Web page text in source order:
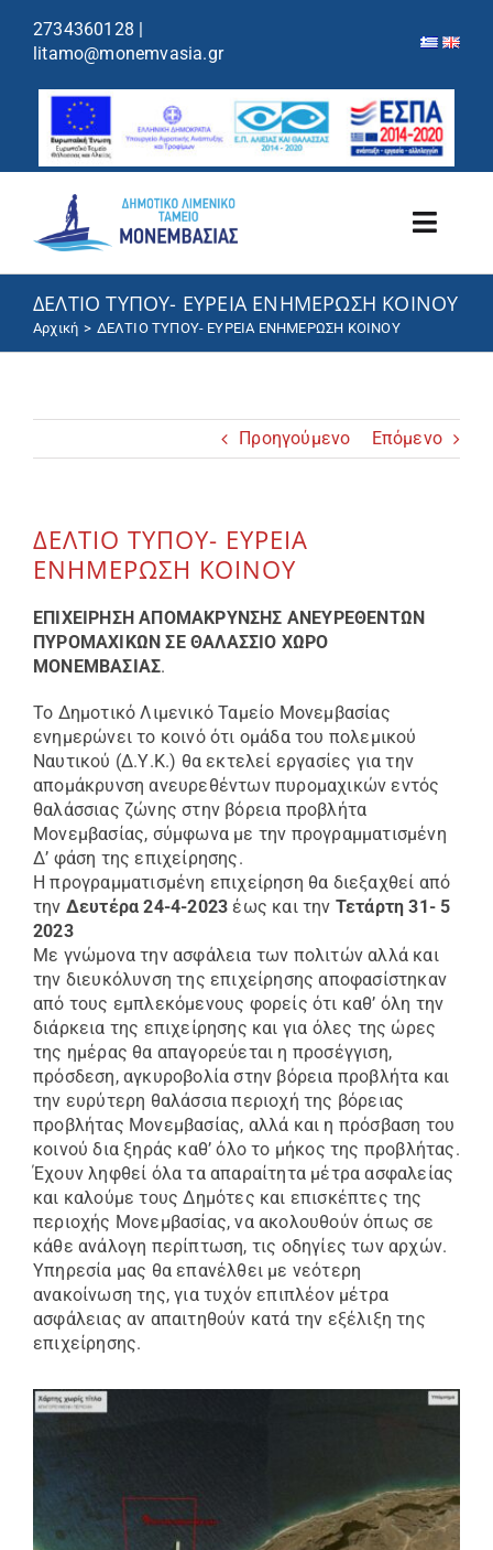
2734360128 |
litamo@monemvasia.gr
Λιμενικό Ταμείο
Κρουαζιέρα
Επικοινωνία
ΔΕΛΤΙΟ ΤΥΠΟΥ- ΕΥΡΕΙΑ ΕΝΗΜΕΡΩΣΗ ΚΟΙΝΟΥ
Αρχική ΔΕΛΤΙΟ ΤΥΠΟΥ- ΕΥΡΕΙΑ ΕΝΗΜΕΡΩΣΗ ΚΟΙΝΟΥ
Προηγούμενο Επόμενο
ΔΕΛΤΙΟ ΤΥΠΟΥ- ΕΥΡΕΙΑ
ΕΝΗΜΕΡΩΣΗ ΚΟΙΝΟΥ
ΕΠΙΧΕΙΡΗΣΗ ΑΠΟΜΑΚΡΥΝΣΗΣ ΑΝΕΥΡΕΘΕΝΤΩΝ
ΠΥΡΟΜΑΧΙΚΩΝ ΣΕ ΘΑΛΑΣΣΙΟ ΧΩΡΟ
ΜΟΝΕΜΒΑΣΙΑΣ.
Το Δημοτικό Λιμενικό Ταμείο Μονεμβασίας
ενημερώνει το κοινό ότι ομάδα του πολεμικού
Ναυτικού (Δ.Υ.Κ.) θα εκτελεί εργασίες για την
απομάκρυνση ανευρεθέντων πυρομαχικών εντός
θαλάσσιας ζώνης στην βόρεια προβλήτα
Μονεμβασίας, σύμφωνα με την προγραμματισμένη
Δ’ φάση της επιχείρησης.
Η προγραμματισμένη επιχείρηση θα διεξαχθεί από
την Δευτέρα 24-4-2023 έως και την Τετάρτη 31- 5
2023
Με γνώμονα την ασφάλεια των πολιτών αλλά και
την διευκόλυνση της επιχείρησης αποφασίστηκαν
από τους εμπλεκόμενους φορείς ότι καθ’ όλη την
διάρκεια της επιχείρησης και για όλες της ώρες
της ημέρας θα απαγορεύεται η προσέγγιση,
πρόσδεση, αγκυροβολία στην βόρεια προβλήτα και
την ευρύτερη θαλάσσια περιοχή της βόρειας
προβλήτας Μονεμβασίας, αλλά και η πρόσβαση του
κοινού δια ξηράς καθ’ όλο το μήκος της προβλήτας.
Έχουν ληφθεί όλα τα απαραίτητα μέτρα ασφαλείας
και καλούμε τους Δημότες και επισκέπτες της
περιοχής Μονεμβασίας, να ακολουθούν όπως σε
κάθε ανάλογη περίπτωση, τις οδηγίες των αρχών.
Υπηρεσία μας θα επανέλθει με νεότερη
ανακοίνωση της, για τυχόν επιπλέον μέτρα
ασφάλειας αν απαιτηθούν κατά την εξέλιξη της
επιχείρησης.